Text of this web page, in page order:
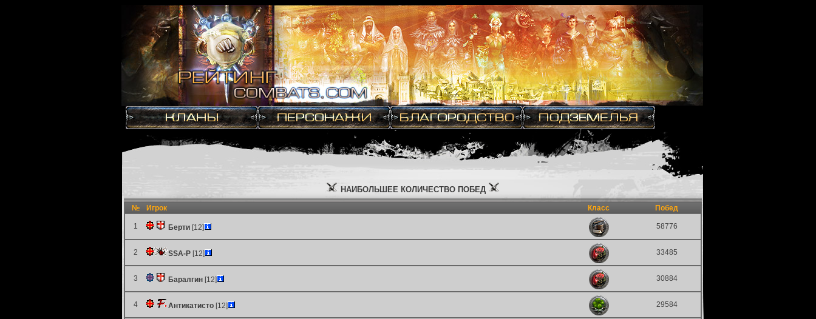
НАИБОЛЬШЕЕ КОЛИЧЕСТВО ПОБЕД
№ Игрок Класс Побед
1 Берти [12] 58776
2 SSA-P [12] 33485
3 Баралгин [12] 30884
4 Антикатисто [12] 29584